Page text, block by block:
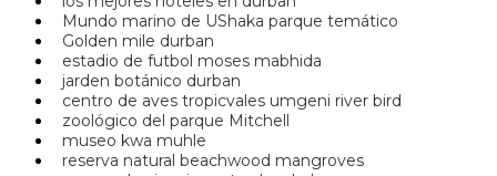
Mundo marino de UShaka parque temático
Golden mile durban
estadio de futbol moses mabhida
jarden botánico durban
centro de aves tropicvales umgeni river bird
zoológico del parque Mitchell
museo kwa muhle
reserva natural beachwood mangroves